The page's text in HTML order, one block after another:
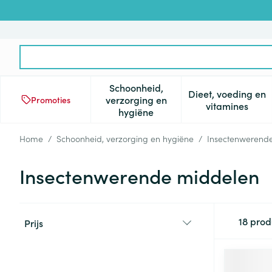
Promoties
Schoonheid,
verzorging en
hygiëne
Toon submenu voor
Dieet, voeding en
vitamines
Toon
Home / Schoonheid, verzorging en hygiëne /
Insectenwerende middelen
Prijs
18